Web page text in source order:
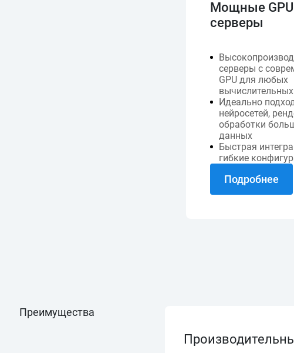
Мощные GPU
серверы
серверы с
GPU для любых
Идеально
нейросетей,
обработки
данных
Быстрая
гибкие
Подробнее
Преимущества